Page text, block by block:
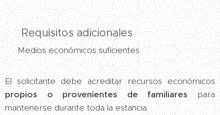
🧾 Requisitos adicionales
💶 Medios económicos suficientes
El solicitante debe acreditar recursos económicos
propios o provenientes de familiares para
mantenerse durante toda la estancia.